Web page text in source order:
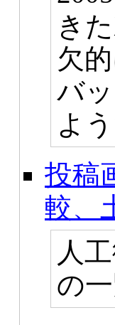
き
欠
バ
よう
投稿
較、
人
の